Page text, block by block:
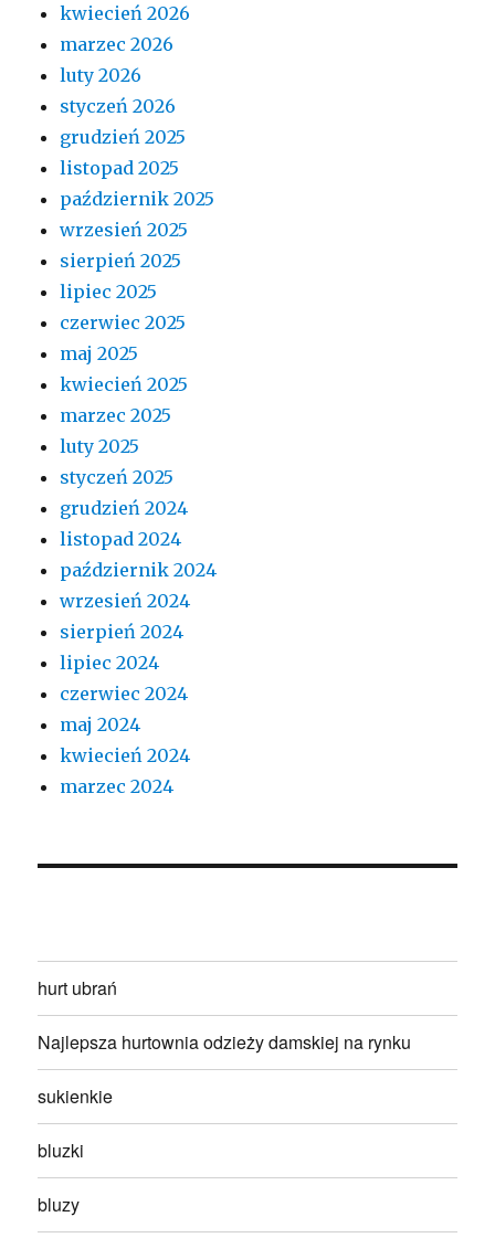
kwiecień 2026
marzec 2026
luty 2026
styczeń 2026
grudzień 2025
listopad 2025
październik 2025
wrzesień 2025
sierpień 2025
lipiec 2025
czerwiec 2025
maj 2025
kwiecień 2025
marzec 2025
luty 2025
styczeń 2025
grudzień 2024
listopad 2024
październik 2024
wrzesień 2024
sierpień 2024
lipiec 2024
czerwiec 2024
maj 2024
kwiecień 2024
marzec 2024
hurt ubrań
Najlepsza hurtownia odzieży damskiej na rynku
sukienkie
bluzki
bluzy